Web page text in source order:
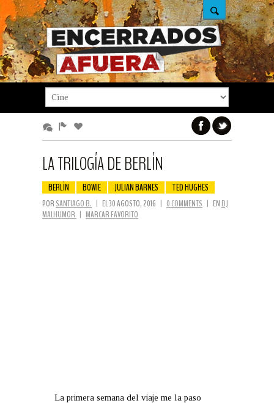
LA TRILOGÍA DE BERLÍN
BERLÍN BOWIE JULIAN BARNES TED HUGHES
PORSANTIAGO B. | EL 30 AGOSTO, 2016 | 0 COMMENTS | EN DJ
MALHUMOR | MARCAR FAVORITO
La primera semana del viaje me la paso